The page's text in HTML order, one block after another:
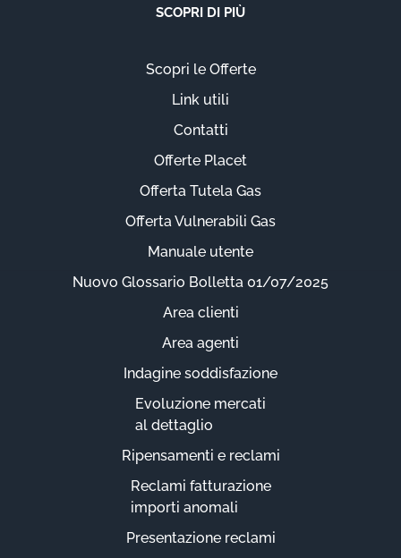
SCOPRI DI PIÙ
Scopri le Offerte
Link utili
Contatti
Offerte Placet
Offerta Tutela Gas
Offerta Vulnerabili Gas
Manuale utente
Nuovo Glossario Bolletta 01/07/2025
Area clienti
Area agenti
Indagine soddisfazione
Evoluzione mercati
al dettaglio
Ripensamenti e reclami
Reclami fatturazione
importi anomali
Presentazione reclami